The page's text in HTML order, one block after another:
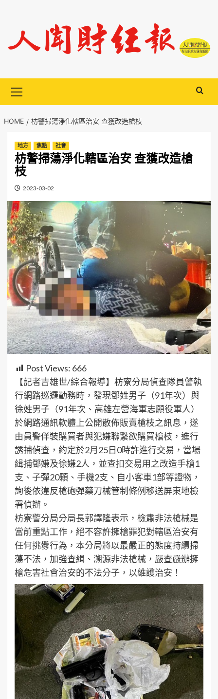
content
Menu
HOME 枋警掃蕩淨化轄區治安 查獲改造槍枝
地方 焦點 社會
枋警掃蕩淨化轄區治安 查獲改造槍
枝
2023-03-02
Post Views: 666
【記者吉雄世/綜合報導】枋寮分局偵查隊員警執
行網路巡邏勤務時，發現鄧姓男子（91年次）與
徐姓男子（91年次、高雄左營海軍志願役軍人）
於網路通訊軟體上公開散佈販賣槍枝之訊息，遂
由員警佯裝購買者與犯嫌聯繫欲購買槍枝，進行
誘捕偵查，約定於2月25日0時許進行交易，當場
緝捕鄧嫌及徐嫌2人，並查扣交易用之改造手槍1
支、子彈20顆、手機2支、自小客車1部等證物，
詢後依違反槍砲彈藥刀械管制條例移送屏東地檢
署偵辦。
枋寮警分局分局長郭譯隆表示，檢肅非法槍械是
當前重點工作，絕不容許擁槍罪犯對轄區治安有
任何挑釁行為，本分局將以最嚴正的態度持續掃
蕩不法，加強查緝、溯源非法槍械，嚴查嚴辦擁
槍危害社會治安的不法分子，以維護治安！